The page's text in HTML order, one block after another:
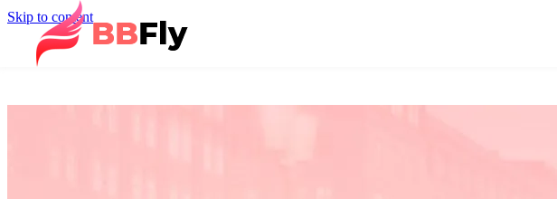
Skip to content